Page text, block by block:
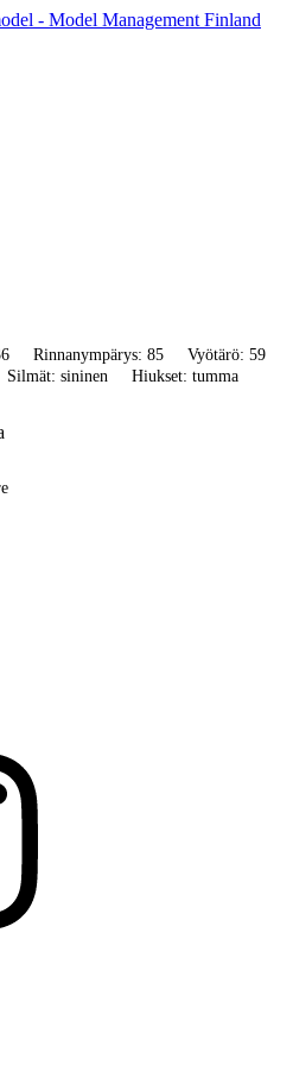
Rinnanympärys: 85
Vyötärö: 59
Silmät: sininen Hiukset: tumma